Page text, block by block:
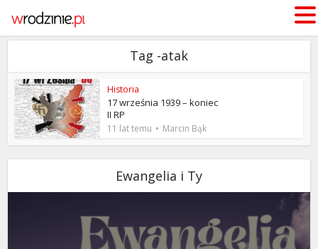
Tag -atak
Historia
17 września 1939 – koniec
II RP
11 lat temu Marcin Bąk
Ewangelia i Ty